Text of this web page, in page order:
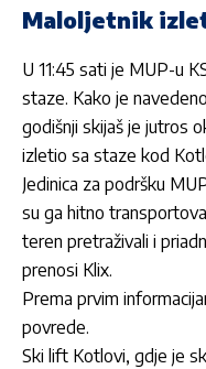
Maloljetnik
U 11:45 sati je MUP-u
staze. Kako je
godišnji skijaš je jutros
izletio sa staze kod
Jedinica za podršku
su ga hitno
teren pretraživali i
prenosi Klix.
Prema prvim
povrede.
Ski lift Kotlovi, gdje je